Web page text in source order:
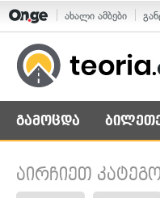
ახალი ამბები
გამოცდა
აირჩიეთ